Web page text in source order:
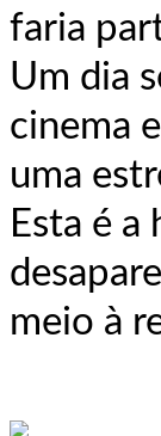
faria
Um dia
cinema
uma
Esta é
meio à